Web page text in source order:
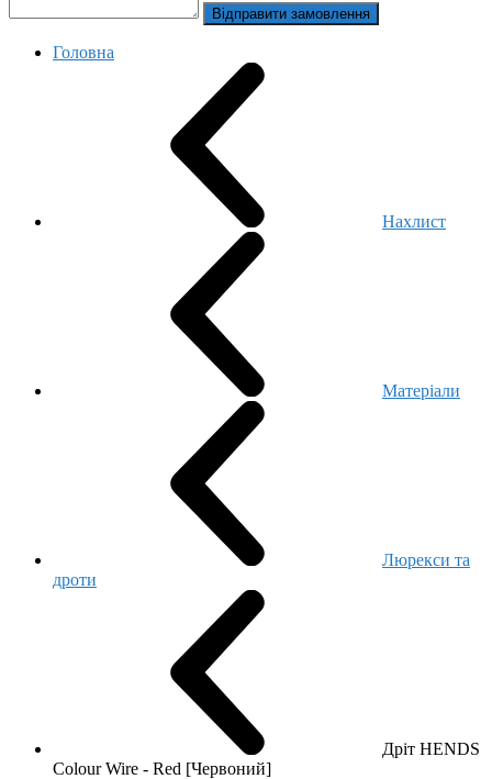
Відправити замовлення
Головна
Нахлист
Матеріали
Люрекси та
дроти
Дріт HENDS
Colour Wire - Red [Червоний]